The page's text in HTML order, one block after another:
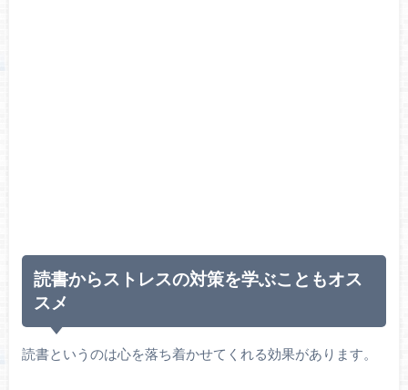
読書からストレスの対策を学ぶこともオス
スメ
読書というのは心を落ち着かせてくれる効果があります。